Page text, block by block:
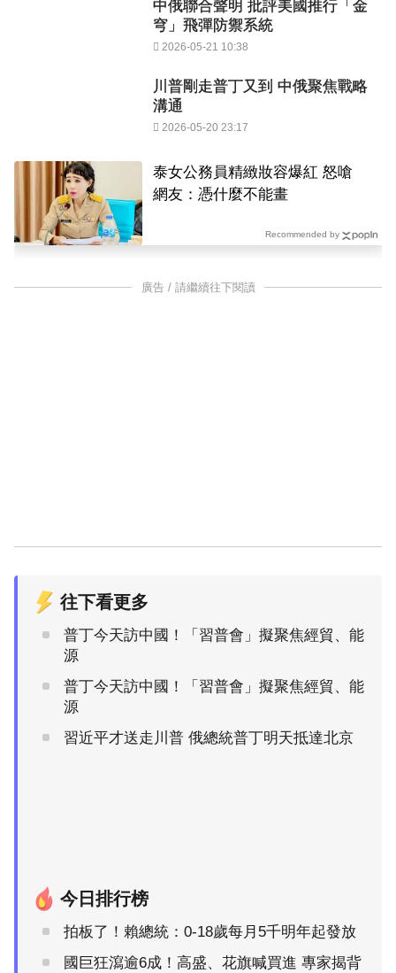
中俄聯合聲明 批評美國推行「金
穹」飛彈防禦系統
2026-05-21 10:38
川普剛走普丁又到 中俄聚焦戰略
溝通
2026-05-20 23:17
泰女公務員精緻妝容爆紅 怒嗆
網友：憑什麼不能畫
Recommended by
廣告 / 請繼續往下閱讀
往下看更多
普丁今天訪中國！「習普會」擬聚焦經貿、能
源
普丁今天訪中國！「習普會」擬聚焦經貿、能
源
習近平才送走川普 俄總統普丁明天抵達北京
今日排行榜
拍板了！賴總統：0-18歲每月5千明年起發放
國巨狂瀉逾6成！高盛、花旗喊買進 專家揭背